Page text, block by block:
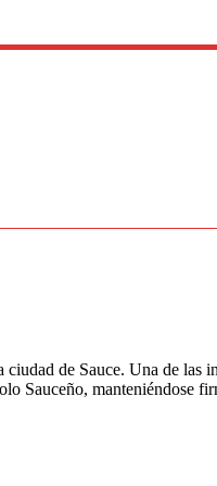
de Sauce. Una de las
Sauceño, manteniéndose